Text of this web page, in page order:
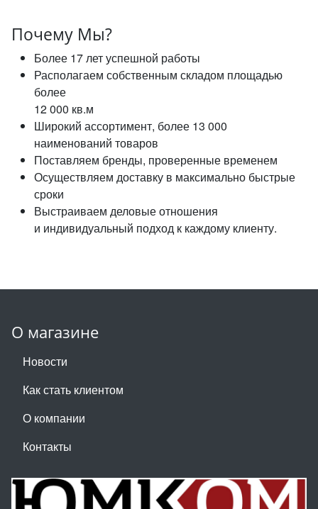
Почему Мы?
Более 17 лет успешной работы
Располагаем собственным складом площадью
более
12 000 кв.м
Широкий ассортимент, более 13 000
наименований товаров
Поставляем бренды, проверенные временем
Осуществляем доставку в максимально быстрые
сроки
Выстраиваем деловые отношения
и индивидуальный подход к каждому клиенту.
О магазине
Новости
Как стать клиентом
О компании
Контакты